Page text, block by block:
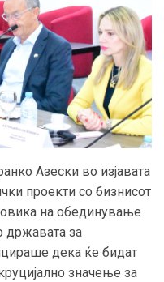
Азески во изјавата
проекти со бизнисот
на обединување
државата за
дека ќе бидат
значење за